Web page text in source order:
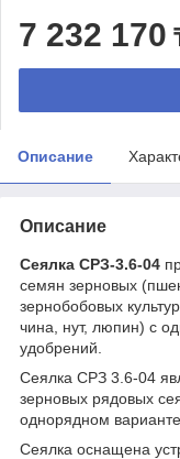
7 232 170
Описание
Описание
Сеялка СРЗ-3.6-04
семян зерновых
зернобобовых
чина, нут, люпин) с
удобрений.
Сеялка СРЗ 3.6-04
зерновых рядовых
однорядном
Сеялка оснащена